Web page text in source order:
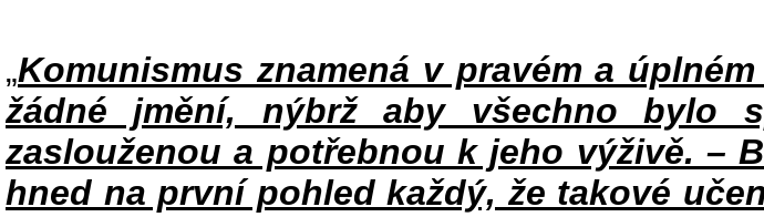
„Komunismus znamená v pravém a
žádné jmění, nýbrž aby všechno bylo
zaslouženou a potřebnou k jeho výživě. –
hned na první pohled každý, že takové